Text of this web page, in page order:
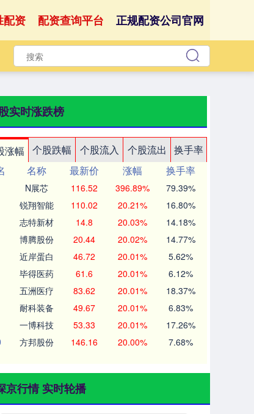
配资 配资查询平台 正规配资公司官网
实时涨跌榜
涨幅 个股跌幅 个股流入 个股流出
换手率
名称 最新价 涨幅
换手率
N展芯 116.52 396.89% 79.39%
锐翔智能 110.02 20.21% 16.80%
志特新材 14.8 20.03% 14.18%
博腾股份 20.44 20.02% 14.77%
近岸蛋白 46.72 20.01% 5.62%
毕得医药 61.6 20.01% 6.12%
五洲医疗 83.62 20.01% 18.37%
耐科装备 49.67 20.01% 6.83%
一博科技 53.33 20.01% 17.26%
方邦股份 146.16 20.00% 7.68%
京行情 实时轮播